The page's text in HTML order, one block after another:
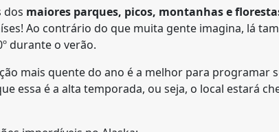
dos maiores parques, picos, montanhas e
Ao contrário do que muita gente imagina, lá
durante o verão.
mais quente do ano é a melhor para programar
essa é a alta temporada, ou seja, o local estará